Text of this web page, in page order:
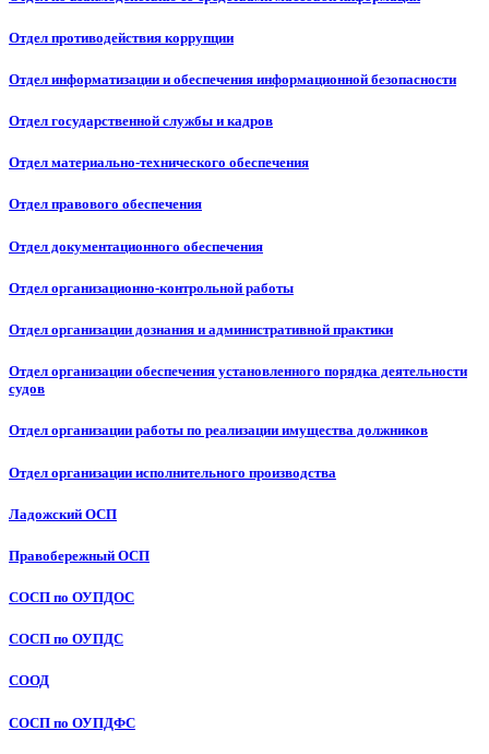
Отдел противодействия коррупции
Отдел информатизации и обеспечения информационной безопасности
Отдел государственной службы и кадров
Отдел материально-технического обеспечения
Отдел правового обеспечения
Отдел документационного обеспечения
Отдел организационно-контрольной работы
Отдел организации дознания и административной практики
Отдел организации обеспечения установленного порядка деятельности
судов
Отдел организации работы по реализации имущества должников
Отдел организации исполнительного производства
Ладожский ОСП
Правобережный ОСП
СОСП по ОУПДОС
СОСП по ОУПДС
СООД
СОСП по ОУПДФС